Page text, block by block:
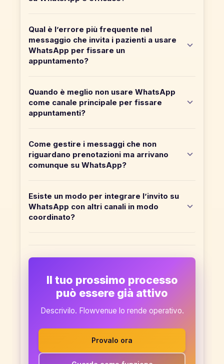
Qual è l’errore più frequente nel
messaggio che invita i pazienti a usare
WhatsApp per fissare un
appuntamento?
Quando è meglio non usare WhatsApp
come canale principale per fissare
appuntamenti?
Come gestire i messaggi che non
riguardano prenotazioni ma arrivano
comunque su WhatsApp?
Esiste un modo per integrare l’invito su
WhatsApp con altri canali in modo
coordinato?
Il tuo prossimo processo
può essere già attivo
Descrivilo. Flowvenue lo rende operativo.
Provalo ora